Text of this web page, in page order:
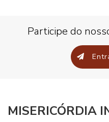
Participe do
MISERICÓRDIA